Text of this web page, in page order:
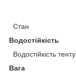
Стан
Водостійкість
Водостійкість тенту
Вага